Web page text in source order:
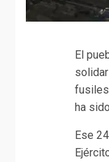
El
fusiles
ha
Ese